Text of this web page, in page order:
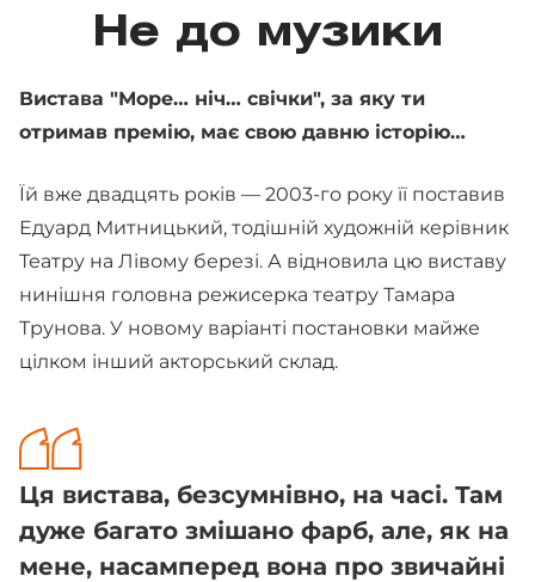
Не до музики
Вистава "Море… ніч… свічки", за яку ти
отримав премію, має свою давню історію…
Їй вже двадцять років — 2003-го року її поставив
Едуард Митницький, тодішній художній керівник
Театру на Лівому березі. А відновила цю виставу
нинішня головна режисерка театру Тамара
Трунова. У новому варіанті постановки майже
цілком інший акторський склад.
Ця вистава, безсумнівно, на часі. Там
дуже багато змішано фарб, але, як на
мене, насамперед вона про звичайні